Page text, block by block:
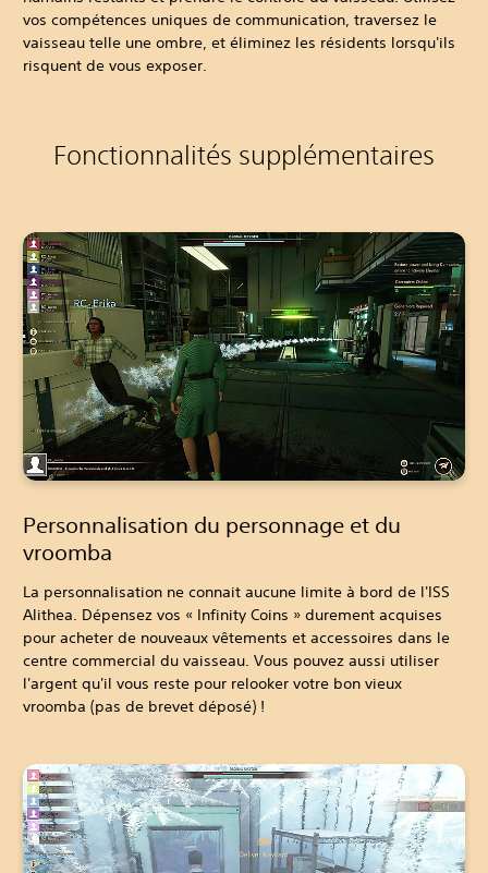
vos compétences uniques de communication, traversez le
vaisseau telle une ombre, et éliminez les résidents lorsqu'ils
risquent de vous exposer.
Fonctionnalités supplémentaires
Personnalisation du personnage et du
vroomba
La personnalisation ne connait aucune limite à bord de l'ISS
Alithea. Dépensez vos « Infinity Coins » durement acquises
pour acheter de nouveaux vêtements et accessoires dans le
centre commercial du vaisseau. Vous pouvez aussi utiliser
l'argent qu'il vous reste pour relooker votre bon vieux
vroomba (pas de brevet déposé) !